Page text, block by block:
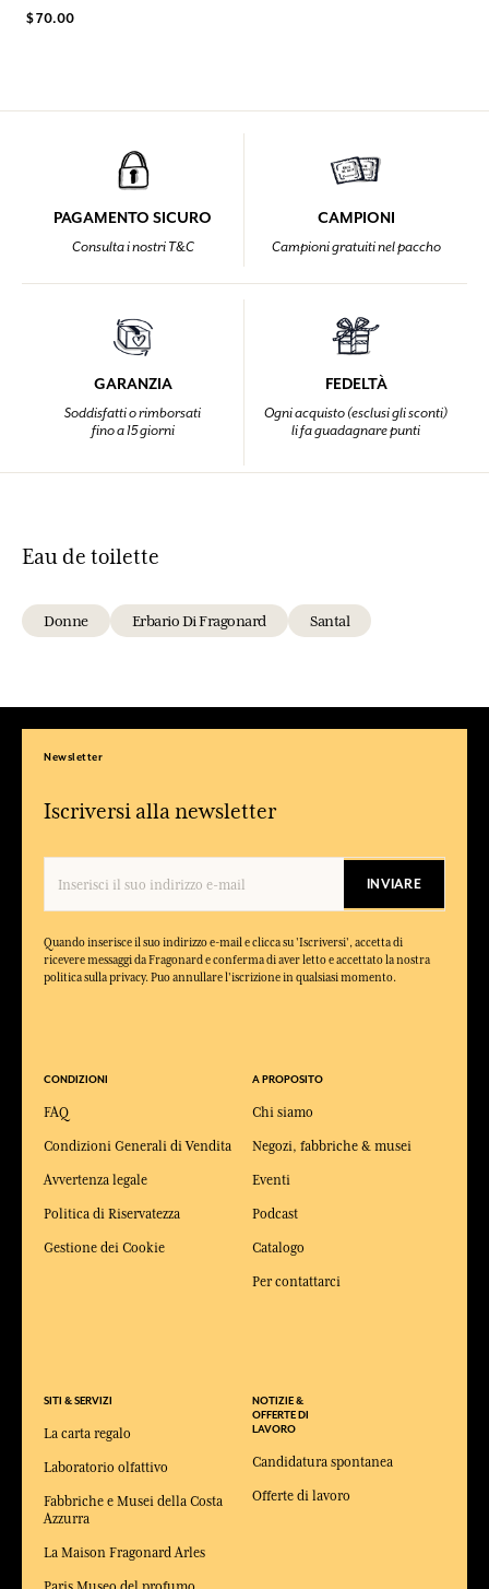
$ 70.00
PAGAMENTO SICURO
Consulta i nostri T&C
CAMPIONI
Campioni gratuiti nel paccho
GARANZIA
Soddisfatti o rimborsati
fino a 15 giorni
FEDELTÀ
Ogni acquisto (esclusi gli sconti)
li fa guadagnare punti
Eau de toilette
Donne Erbario Di Fragonard Santal
Newsletter
Iscriversi alla newsletter
INVIARE
Quando inserisce il suo indirizzo e-mail e clicca su 'Iscriversi', accetta di
ricevere messaggi da Fragonard e conferma di aver letto e accettato la nostra
politica sulla privacy. Puo annullare l'iscrizione in qualsiasi momento.
CONDIZIONI
FAQ
Condizioni Generali di Vendita
Avvertenza legale
Politica di Riservatezza
Gestione dei Cookie
SITI & SERVIZI
La carta regalo
Laboratorio olfattivo
Fabbriche e Musei della Costa
Azzurra
La Maison Fragonard Arles
A PROPOSITO
Chi siamo
Negozi, fabbriche & musei
Eventi
Podcast
Catalogo
Per contattarci
NOTIZIE &
OFFERTE DI
LAVORO
Candidatura spontanea
Offerte di lavoro